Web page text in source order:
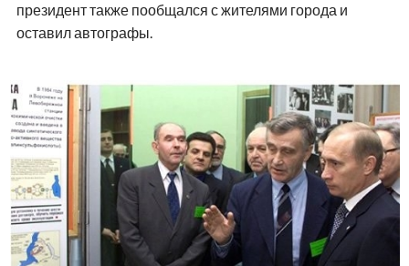
президент также пообщался с жителями города и
оставил автографы.